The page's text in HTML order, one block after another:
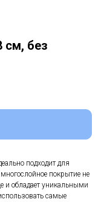
см, без
подходит для
покрытие не
и обладает уникальными
самые